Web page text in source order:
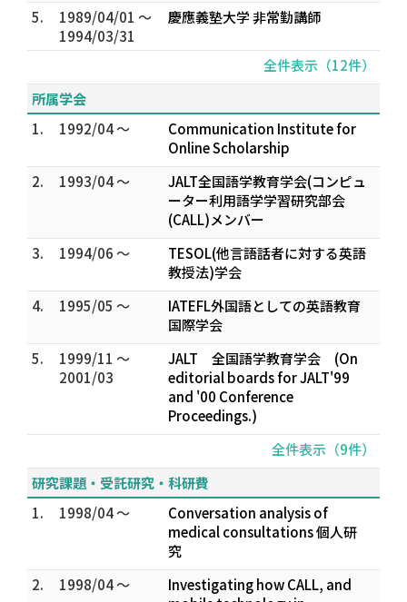
5.
1989/04/01 ～
1994/03/31
慶應義塾大学 非常勤講師
全件表示（12件）
所属学会
1.
1992/04 ～
Communication Institute for
Online Scholarship
2.
1993/04 ～
JALT全国語学教育学会(コンピュ
ーター利用語学学習研究部会
(CALL)メンバー
3.
1994/06 ～
TESOL(他言語話者に対する英語
教授法)学会
4.
1995/05 ～
IATEFL外国語としての英語教育
国際学会
5.
1999/11 ～
2001/03
JALT 全国語学教育学会 (On
editorial boards for JALT'99
and '00 Conference
Proceedings.)
全件表示（9件）
研究課題・受託研究・科研費
1.
1998/04 ～
Conversation analysis of
medical consultations 個人研
究
2.
1998/04 ～
Investigating how CALL, and